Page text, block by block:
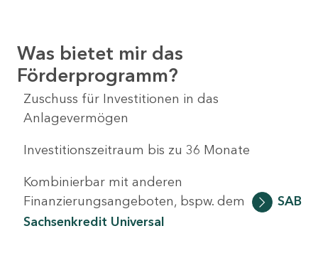
Was bietet mir das
Förderprogramm?
Zuschuss für Investitionen in das
Anlagevermögen
Investitionszeitraum bis zu 36 Monate
Kombinierbar mit anderen
Finanzierungsangeboten, bspw. dem
SAB
Sachsenkredit Universal